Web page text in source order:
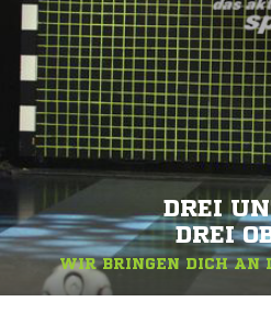
DREI
DREI
WIR BRINGEN DICH AN